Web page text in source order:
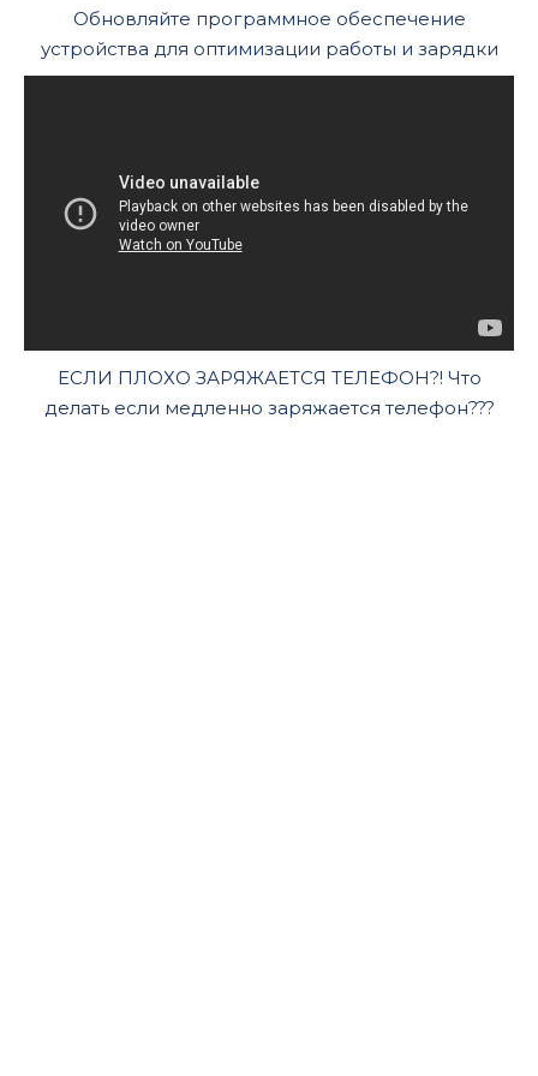
Обновляйте программное обеспечение
устройства для оптимизации работы и зарядки
ЕСЛИ ПЛОХО ЗАРЯЖАЕТСЯ ТЕЛЕФОН?! Что
делать если медленно заряжается телефон???